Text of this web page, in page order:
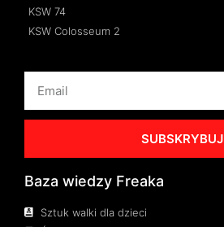
KSW 74
KSW Colosseum 2
SUBSKRYBUJ
Baza wiedzy Freaka
Sztuk walki dla dzieci